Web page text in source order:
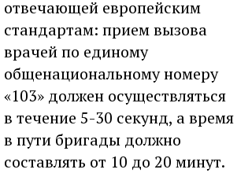
отвечающей европейским
стандартам: прием вызова
врачей по единому
общенациональному номеру
«103» должен осуществляться
в течение 5-30 секунд, а время
в пути бригады должно
составлять от 10 до 20 минут.